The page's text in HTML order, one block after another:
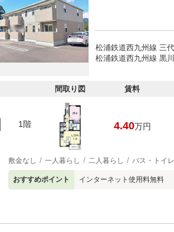
松浦鉄道西九州線 三
松浦鉄道西九州線 黒
間取り図 賃料
1階 4.40万円
敷金なし 一人暮らし 二人暮らし バス・トイ
おすすめポイント インターネット使用料無料